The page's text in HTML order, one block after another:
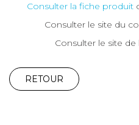
Consulter la fiche produit
Consulter le site du
Consulter le site
RETOUR